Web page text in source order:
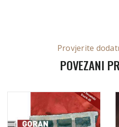
Provjerite
POVEZANI